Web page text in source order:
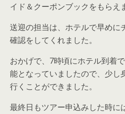
イド＆クーポンブックをもらえ
送迎の担当は、ホテルで早めに
確認をしてくれました。
おかげで、7時頃にホテル到着
能となっていましたので、少し
行くことができました。
最終日もツアー申込みした時に